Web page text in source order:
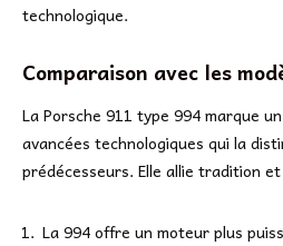
technologique.
Comparaison avec les
La Porsche 911 type 994 marque
avancées technologiques qui la
prédécesseurs. Elle allie tradition
La 994 offre un moteur plus